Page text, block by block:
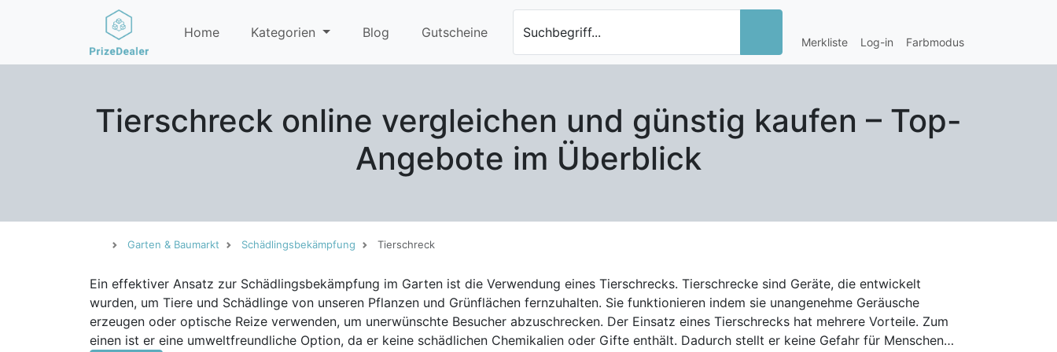
Merkliste Log-in Farbmodus
Home Kategorien Blog Gutscheine Suchbegriff...
Tierschreck online vergleichen und günstig kaufen – Top-
Angebote im Überblick
Garten & Baumarkt Schädlingsbekämpfung Tierschreck
Ein effektiver Ansatz zur Schädlingsbekämpfung im Garten ist die Verwendung eines Tierschrecks. Tierschrecke sind Geräte, die entwickelt
wurden, um Tiere und Schädlinge von unseren Pflanzen und Grünflächen fernzuhalten. Sie funktionieren indem sie unangenehme Geräusche
erzeugen oder optische Reize verwenden, um unerwünschte Besucher abzuschrecken. Der Einsatz eines Tierschrecks hat mehrere Vorteile. Zum
einen ist er eine umweltfreundliche Option, da er keine schädlichen Chemikalien oder Gifte enthält. Dadurch stellt er keine Gefahr für Menschen